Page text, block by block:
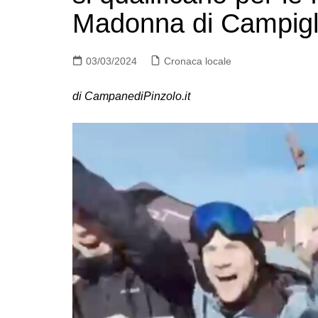
Madonna di
03/03/2024 Cronaca locale
di CampanediPinzolo.it